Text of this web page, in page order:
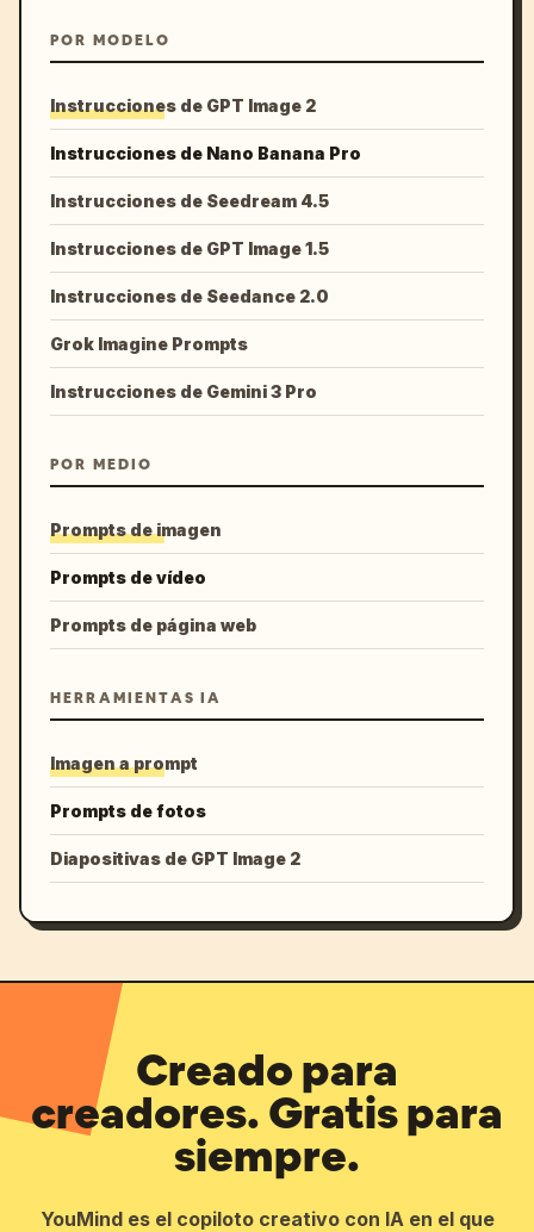
POR MODELO
Instrucciones de GPT Image 2
Instrucciones de Nano Banana Pro
Instrucciones de Seedream 4.5
Instrucciones de GPT Image 1.5
Instrucciones de Seedance 2.0
Grok Imagine Prompts
Instrucciones de Gemini 3 Pro
POR MEDIO
Prompts de imagen
Prompts de vídeo
Prompts de página web
HERRAMIENTAS IA
Imagen a prompt
Prompts de fotos
Diapositivas de GPT Image 2
Creado para
creadores. Gratis para
siempre.
YouMind es el copiloto creativo con IA en el que